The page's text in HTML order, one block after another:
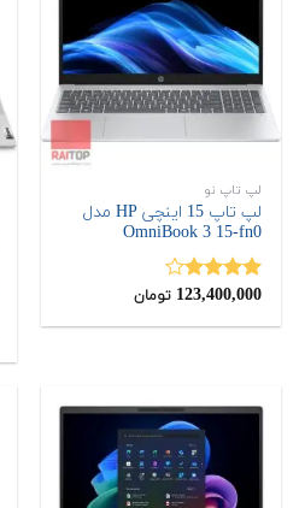
لپ تاپ نو
لپ تاپ 15 اینچی HP مدل
OmniBook 3 15-fn0
نمره
123,400,000 تومان